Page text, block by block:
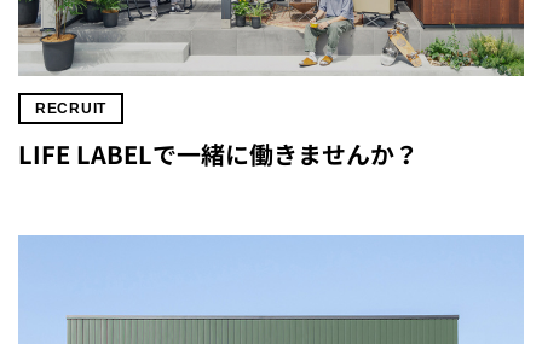
RECRUIT
LIFE LABELで一緒に働きませんか？